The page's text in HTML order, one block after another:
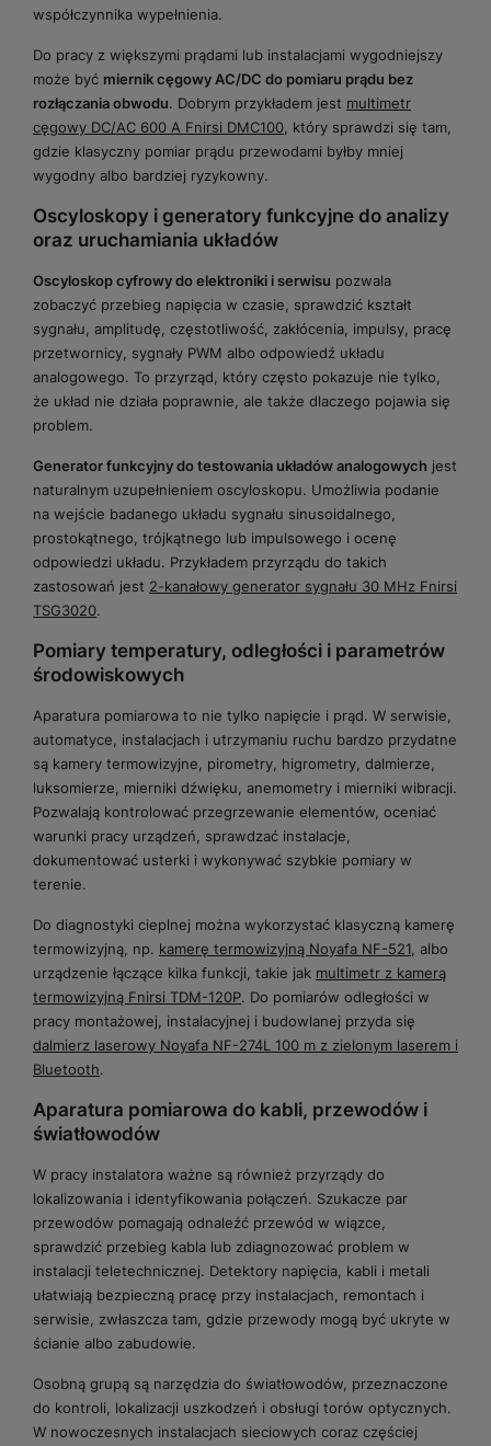
współczynnika wypełnienia.
Do pracy z większymi prądami lub instalacjami wygodniejszy
może być miernik cęgowy AC/DC do pomiaru prądu bez
rozłączania obwodu. Dobrym przykładem jest multimetr
cęgowy DC/AC 600 A Fnirsi DMC100 , który sprawdzi się tam,
gdzie klasyczny pomiar prądu przewodami byłby mniej
wygodny albo bardziej ryzykowny.
Oscyloskopy i generatory funkcyjne do analizy
oraz uruchamiania układów
Oscyloskop cyfrowy do elektroniki i serwisu pozwala
zobaczyć przebieg napięcia w czasie, sprawdzić kształt
sygnału, amplitudę, częstotliwość, zakłócenia, impulsy, pracę
przetwornicy, sygnały PWM albo odpowiedź układu
analogowego. To przyrząd, który często pokazuje nie tylko,
że układ nie działa poprawnie, ale także dlaczego pojawia się
problem.
Generator funkcyjny do testowania układów analogowych jest
naturalnym uzupełnieniem oscyloskopu. Umożliwia podanie
na wejście badanego układu sygnału sinusoidalnego,
prostokątnego, trójkątnego lub impulsowego i ocenę
odpowiedzi układu. Przykładem przyrządu do takich
zastosowań jest 2-kanałowy generator sygnału 30 MHz Fnirsi
TSG3020.
Pomiary temperatury, odległości i parametrów
środowiskowych
Aparatura pomiarowa to nie tylko napięcie i prąd. W serwisie,
automatyce, instalacjach i utrzymaniu ruchu bardzo przydatne
są kamery termowizyjne, pirometry, higrometry, dalmierze,
luksomierze, mierniki dźwięku, anemometry i mierniki wibracji.
Pozwalają kontrolować przegrzewanie elementów, oceniać
warunki pracy urządzeń, sprawdzać instalacje,
dokumentować usterki i wykonywać szybkie pomiary w
terenie.
Do diagnostyki cieplnej można wykorzystać klasyczną kamerę
termowizyjną, np. kamerę termowizyjną Noyafa NF-521 , albo
urządzenie łączące kilka funkcji, takie jak multimetr z kamerą
termowizyjną Fnirsi TDM-120P. Do pomiarów odległości w
pracy montażowej, instalacyjnej i budowlanej przyda się
dalmierz laserowy Noyafa NF-274L 100 m z zielonym laserem i
Bluetooth.
Aparatura pomiarowa do kabli, przewodów i
światłowodów
W pracy instalatora ważne są również przyrządy do
lokalizowania i identyfikowania połączeń. Szukacze par
przewodów pomagają odnaleźć przewód w wiązce,
sprawdzić przebieg kabla lub zdiagnozować problem w
instalacji teletechnicznej. Detektory napięcia, kabli i metali
ułatwiają bezpieczną pracę przy instalacjach, remontach i
serwisie, zwłaszcza tam, gdzie przewody mogą być ukryte w
ścianie albo zabudowie.
Osobną grupą są narzędzia do światłowodów, przeznaczone
do kontroli, lokalizacji uszkodzeń i obsługi torów optycznych.
W nowoczesnych instalacjach sieciowych coraz częściej